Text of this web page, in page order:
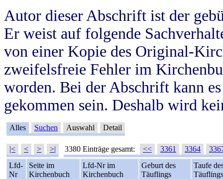
Autor dieser Abschrift ist der
Er weist auf folgende
von einer Kopie des Original-
zweifelsfreie Fehler im
worden. Bei der Abschrift kann
gekommen sein. Deshalb wird
Alles Suchen Auswahl Detail
|< < > >| 3380 Einträge gesamt: << 3361 3364
Lfd-
Nr
Seite im
Kirchenbuch
Lfd-Nr im
Kirchenbuch
Geburt des
Täuflings
Taufe
Täuflings